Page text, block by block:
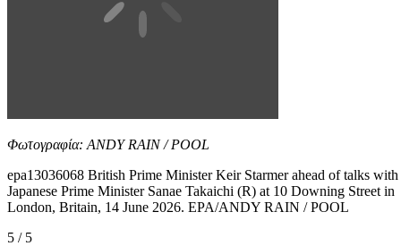
Φωτογραφία: ANDY RAIN / POOL
epa13036068 British Prime Minister Keir Starmer ahead of talks with
Japanese Prime Minister Sanae Takaichi (R) at 10 Downing Street in
London, Britain, 14 June 2026. EPA/ANDY RAIN / POOL
5 / 5